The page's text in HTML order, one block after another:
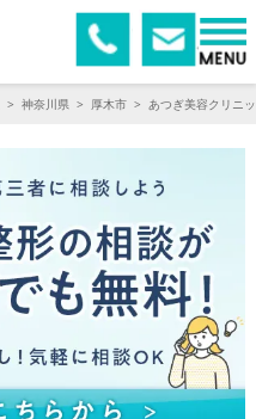
> 神奈川県 > 厚木市 > あつぎ美容クリニ